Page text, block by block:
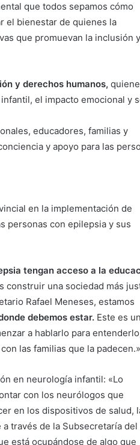
que todos sepamos cómo
el bienestar de quienes la
que promuevan la inclusión
y derechos humanos,
el impacto emocional y
educadores, familias y
y apoyo para las
en la implementación de
personas con epilepsia y sus
tengan acceso a la
construir una sociedad más
Rafael Meneses, estamos
debemos estar. Este es un
a hablarlo para
las familias que la padecen.»
en neurología infantil: «Lo
con los neurólogos que
en los dispositivos de salud,
través de la Subsecretaría del
está ocupándose de algo que